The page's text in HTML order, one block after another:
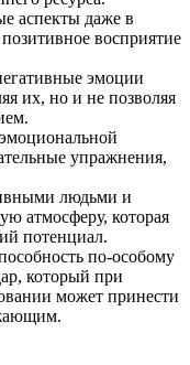
аспекты даже в
восприятие
эмоции
их, но и не позволяя
упражнения,
людьми и
атмосферу, которая
потенциал.
по-особому
который при
может принести